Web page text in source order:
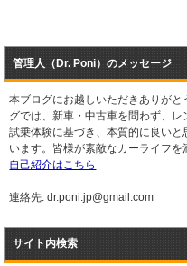
管理人（Dr. Poni）のメッセージ
本ブログにお越しいただきありが
グでは、新車・中古車を問わず、
試乗体験に基づき、本質的に良い
います。皆様が素敵なカーライフ
自己紹介はこちら
連絡先: dr.poni.jp@gmail.com
サイト内検索